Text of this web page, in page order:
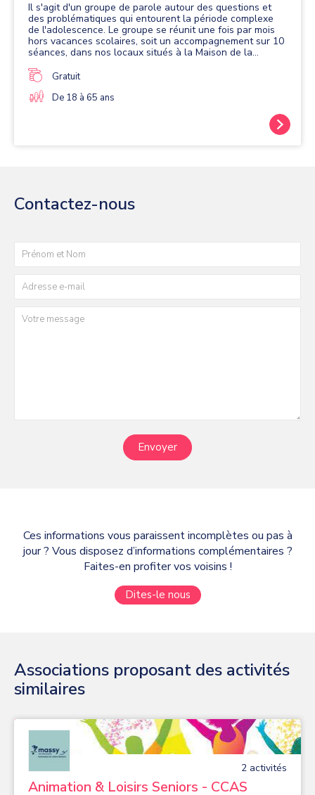
Il s'agit d'un groupe de parole autour des questions et
des problématiques qui entourent la période complexe
de l'adolescence. Le groupe se réunit une fois par mois
hors vacances scolaires, soit un accompagnement sur 10
séances, dans nos locaux situés à la Maison de la
Gratuit
De 18 à 65 ans
Contactez-nous
Envoyer
Ces informations vous paraissent incomplètes ou pas à
jour ? Vous disposez d’informations complémentaires ?
Faites-en profiter vos voisins !
Dites-le nous
Associations proposant des activités
similaires
2 activités
Animation & Loisirs Seniors - CCAS